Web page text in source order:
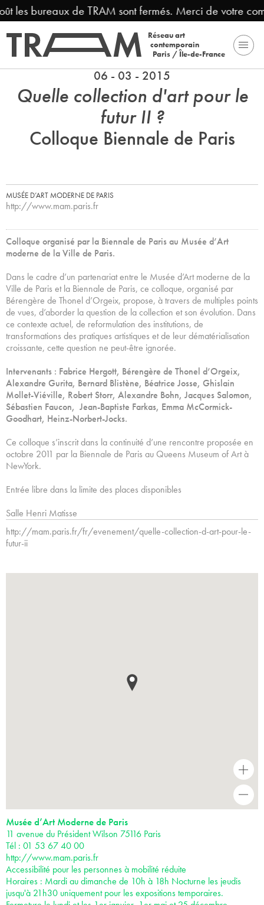
les bureaux de TRAM sont fermés. Merci de votre
Réseau art
contemporain
Paris / Île-de-France
06 - 03 - 2015
Quelle collection d'art pour le
futur II ?
Colloque Biennale de Paris
MUSÉE D’ART MODERNE DE PARIS
http://www.mam.paris.fr
Colloque organisé par la Biennale de Paris au Musée d’Art
moderne de la Ville de Paris.
Dans le cadre d’un partenariat entre le Musée d’Art moderne de la
Ville de Paris et la Biennale de Paris, ce colloque, organisé par
Bérengère de Thonel d’Orgeix, propose, à travers de multiples points
de vues, d’aborder la question de la collection et son évolution. Dans
ce contexte actuel, de reformulation des institutions, de
transformations des pratiques artistiques et de leur dématérialisation
croissante, cette question ne peut-être ignorée.
Intervenants : Fabrice Hergott, Bérengère de Thonel d’Orgeix,
Alexandre Gurita, Bernard Blistène, Béatrice Josse, Ghislain
Mollet-Viéville, Robert Storr, Alexandre Bohn, Jacques Salomon,
Sébastien Faucon, Jean-Baptiste Farkas, Emma McCormick-
Goodhart, Heinz-Norbert-Jocks.
Ce colloque s’inscrit dans la continuité d’une rencontre proposée en
octobre 2011 par la Biennale de Paris au Queens Museum of Art à
NewYork.
Entrée libre dans la limite des places disponibles
Salle Henri Matisse
http://mam.paris.fr/fr/evenement/quelle-collection-d-art-pour-le-
futur-ii
+
Musée d’Art Moderne de Paris
11 avenue du Président Wilson 75116 Paris
Tél : 01 53 67 40 00
http://www.mam.paris.fr
Accessibilité pour les personnes à mobilité réduite
Horaires : Mardi au dimanche de 10h à 18h Nocturne les jeudis
jusqu'à 21h30 uniquement pour les expositions temporaires.